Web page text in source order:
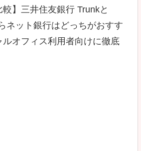
較】三井住友銀行 Trunkと
ネット銀行はどっちがおすす
ルオフィス利用者向けに徹底